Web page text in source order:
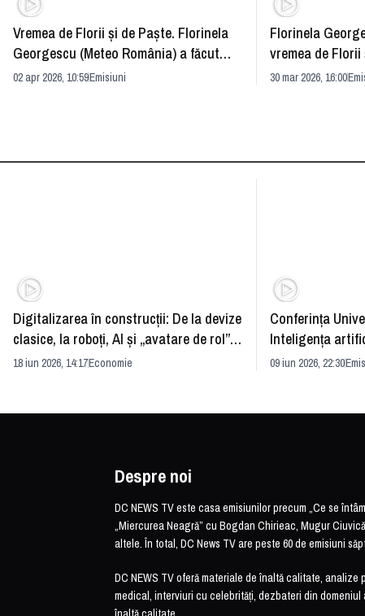
Vremea de Florii și de Paște. Florinela
Georgescu (Meteo România) a făcut
prognoza
02 apr 2026, 10:59Emisiuni
Florinela
vremea de
30 mar 2026, 16:00
Digitalizarea în construcții: De la devize
clasice, la roboți, AI și „avatare de rol”.
România și redefinirea industriei
18 iun 2026, 14:17Economie
Conferința
Inteligența
soluție sau
09 iun 2026, 22:30
Despre noi
DC NEWS TV este casa emisiunilor precum „Ce se
„Miercurea Neagră” cu Bogdan Chirieac, Mugur
altele. În total, DC News TV are peste 60 de emisiuni
DC NEWS TV oferă materiale de înaltă calitate, analize
medical, interviuri cu celebrități, dezbateri din